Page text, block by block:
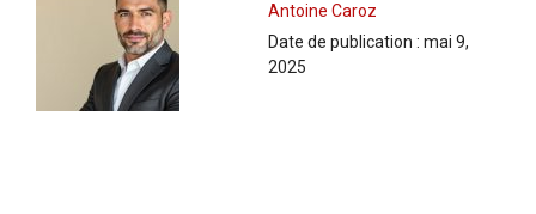
Antoine Caroz
Date de publication : mai 9,
2025